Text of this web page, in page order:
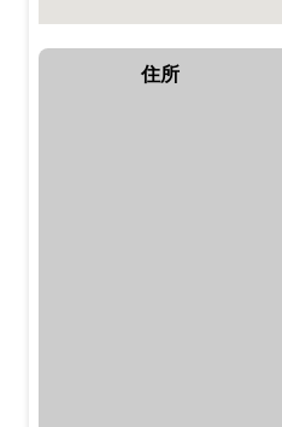
住所